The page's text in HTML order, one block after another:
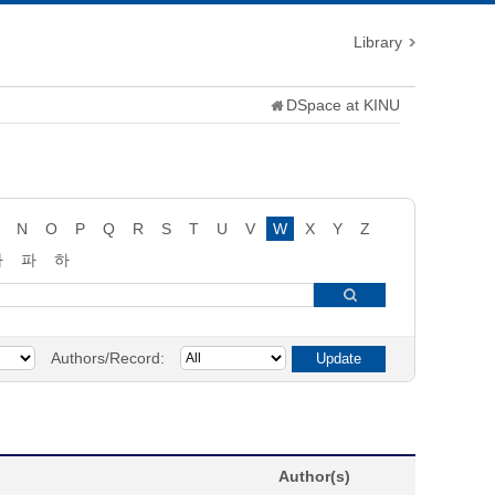
Library
DSpace at KINU
N O P Q R S T U V W X Y
Z
파
하
Authors/Record:
Author(s)